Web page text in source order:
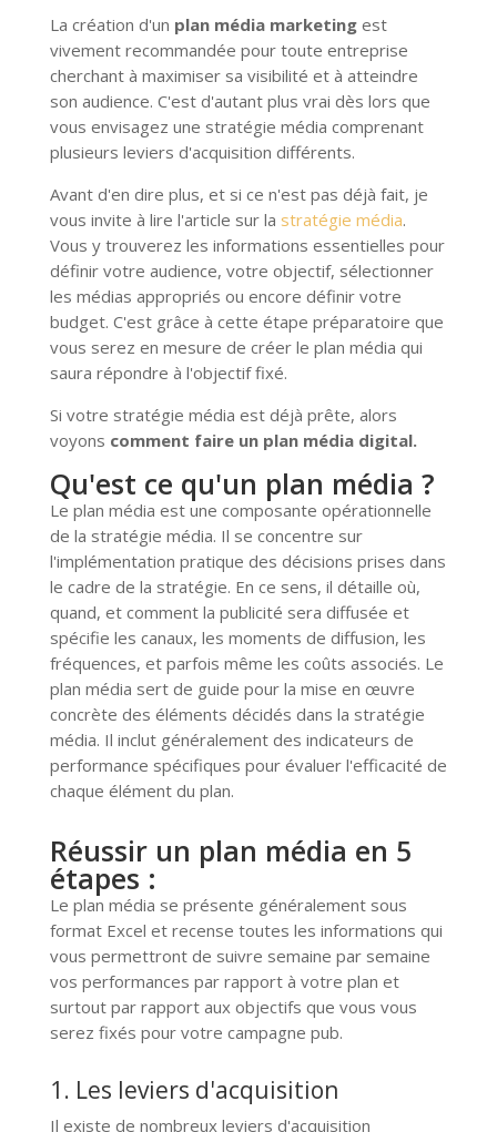
La création d'un plan média marketingest
vivement recommandée pour toute entreprise
cherchant à maximiser sa visibilité et à atteindre
son audience. C'est d'autant plus vrai dès lors que
vous envisagez une stratégie média comprenant
plusieurs leviers d'acquisition différents.
Avant d'en dire plus, et si ce n'est pas déjà fait, je
vous invite à lire l'article sur la stratégie média.
Vous y trouverez les informations essentielles pour
définir votre audience, votre objectif, sélectionner
les médias appropriés ou encore définir votre
budget. C'est grâce à cette étape préparatoire que
vous serez en mesure de créer le plan média qui
saura répondre à l'objectif fixé.
Si votre stratégie média est déjà prête, alors
voyons comment faire un plan média digital.
Qu'est ce qu'un plan média ?
Le plan média est une composante opérationnelle
de la stratégie média. Il se concentre sur
l'implémentation pratique des décisions prises dans
le cadre de la stratégie. En ce sens, il détaille où,
quand, et comment la publicité sera diffusée et
spécifie les canaux, les moments de diffusion, les
fréquences, et parfois même les coûts associés. Le
plan média sert de guide pour la mise en œuvre
concrète des éléments décidés dans la stratégie
média. Il inclut généralement des indicateurs de
performance spécifiques pour évaluer l'efficacité de
chaque élément du plan.
Réussir un plan média en 5
étapes :
Le plan média se présente généralement sous
format Excel et recense toutes les informations qui
vous permettront de suivre semaine par semaine
vos performances par rapport à votre plan et
surtout par rapport aux objectifs que vous vous
serez fixés pour votre campagne pub.
1. Les leviers d'acquisition
Il existe de nombreux leviers d'acquisition